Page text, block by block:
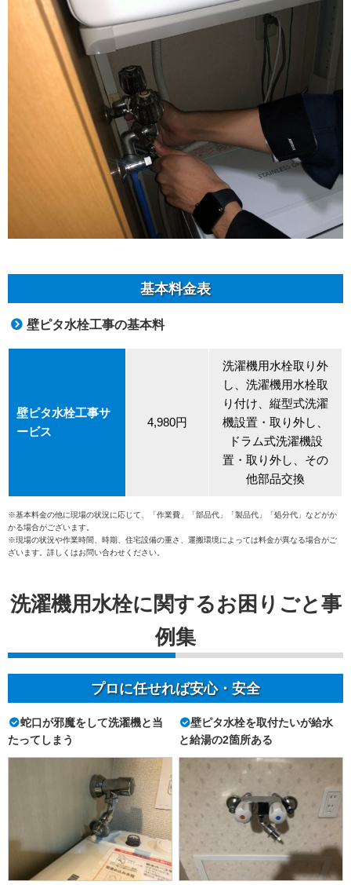
基本料金表
壁ピタ水栓工事の基本料
壁ピタ水栓工事サ
ービス
4,980円
洗濯機用水栓取り外
し、洗濯機用水栓取
り付け、縦型式洗濯
機設置・取り外し、
ドラム式洗濯機設
置・取り外し、その
他部品交換
※基本料金の他に現場の状況に応じて、「作業費」「部品代」「製品代」「処分代」などがか
かる場合がございます。
※現場の状況や作業時間、時期、住宅設備の重さ、運搬環境によっては料金が異なる場合がご
ざいます。詳しくはお問い合わせください。
洗濯機用水栓に関するお困りごと事
例集
プロに任せれば安心・安全
蛇口が邪魔をして洗濯機と当
たってしまう
壁ピタ水栓を取付たいが給水
と給湯の2箇所ある